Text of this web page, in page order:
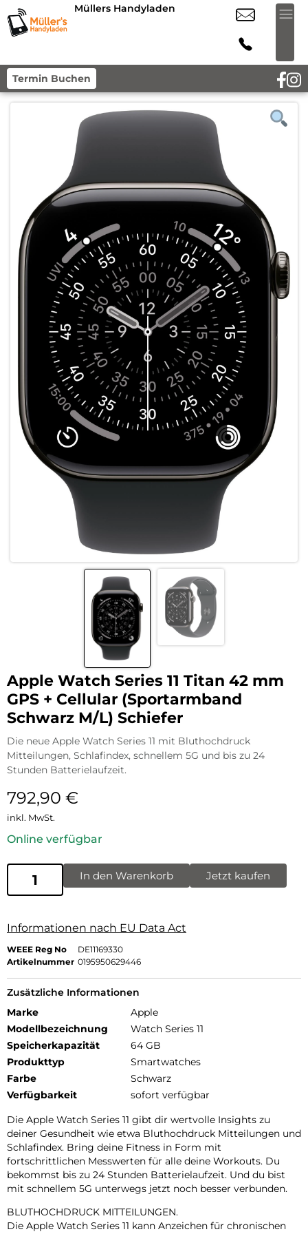
Müllers Handyladen
Termin Buchen
Apple Watch Series 11 Titan 42 mm
GPS + Cellular (Sportarmband
Schwarz M/L) Schiefer
Die neue Apple Watch Series 11 mit Bluthochdruck
Mitteilungen, Schlafindex, schnellem 5G und bis zu 24
Stunden Batterielaufzeit.
792,90 €
inkl. MwSt.
Online verfügbar
In den Warenkorb Jetzt kaufen
Informationen nach EU Data Act
WEEE Reg No
DE11169330
Artikelnummer 0195950629446
Zusätzliche Informationen
Marke
Apple
Modellbezeichnung
Watch Series 11
Speicherkapazität
64 GB
Produkttyp
Smartwatches
Farbe
Schwarz
Verfügbarkeit
sofort verfügbar
Die Apple Watch Series 11 gibt dir wertvolle Insights zu
deiner Gesundheit wie etwa Bluthochdruck Mitteilungen und
Schlafindex. Bring deine Fitness in Form mit
fortschrittlichen Messwerten für alle deine Workouts. Du
bekommst bis zu 24 Stunden Batterielaufzeit. Und du bist
mit schnellem 5G unterwegs jetzt noch besser verbunden.
BLUTHOCHDRUCK MITTEILUNGEN.
Die Apple Watch Series 11 kann Anzeichen für chronischen